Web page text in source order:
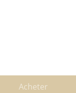
Acheter